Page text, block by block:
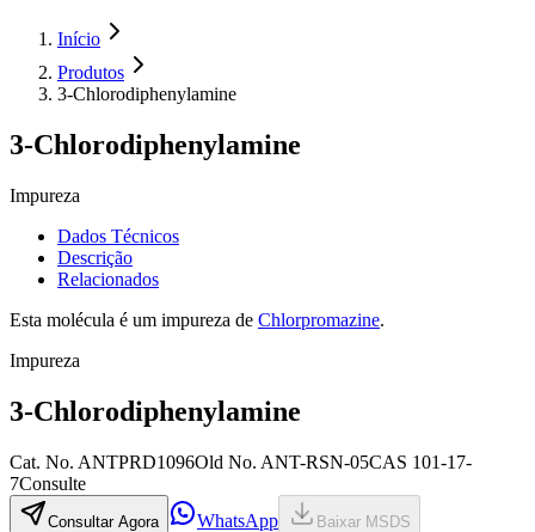
Início
Produtos
3-Chlorodiphenylamine
3-Chlorodiphenylamine
Impureza
Dados Técnicos
Descrição
Relacionados
Esta molécula é um impureza de Chlorpromazine.
Impureza
3-Chlorodiphenylamine
Cat. No. ANTPRD1096Old No. ANT-RSN-05CAS 101-17-
7Consulte
Consultar Agora WhatsApp Baixar MSDS